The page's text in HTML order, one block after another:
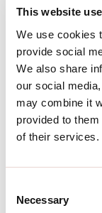
This website
We use cookies
provide social
We also share
our social
may combine it
provided to
of their services.
Selection
Necessary
AUSZUG
CE-